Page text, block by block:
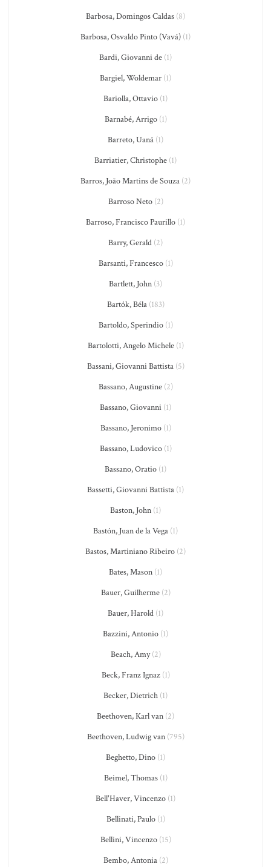
Barbosa, Domingos Caldas (8)
Barbosa, Osvaldo Pinto (Vavá) (1)
Bardi, Giovanni de (1)
Bargiel, Woldemar (1)
Bariolla, Ottavio (1)
Barnabé, Arrigo(1)
Barreto, Uaná (1)
Barriatier, Christophe (1)
Barros, João Martins de Souza (2)
Barroso Neto(2)
Barroso, Francisco Paurillo (1)
Barry, Gerald (2)
Barsanti, Francesco(1)
Bartlett, John (3)
Bartók, Béla(183)
Bartoldo, Sperindio(1)
Bartolotti, Angelo Michele(1)
Bassani, Giovanni Battista(5)
Bassano, Augustine(2)
Bassano, Giovanni (1)
Bassano, Jeronimo(1)
Bassano, Ludovico(1)
Bassano, Oratio (1)
Bassetti, Giovanni Battista (1)
Baston, John (1)
Bastón, Juan de la Vega (1)
Bastos, Martiniano Ribeiro (2)
Bates, Mason (1)
Bauer, Guilherme(2)
Bauer, Harold (1)
Bazzini, Antonio (1)
Beach, Amy(2)
Beck, Franz Ignaz(1)
Becker, Dietrich (1)
Beethoven, Karl van (2)
Beethoven, Ludwig van(795)
Beghetto, Dino (1)
Beimel, Thomas(1)
Bell'Haver, Vincenzo (1)
Bellinati, Paulo(1)
Bellini, Vincenzo(15)
Bembo, Antonia(2)